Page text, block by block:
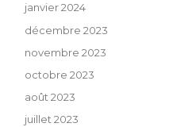
janvier 2024
décembre 2023
novembre 2023
octobre 2023
août 2023
juillet 2023